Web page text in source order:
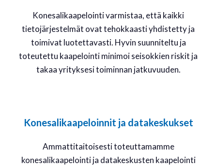
Konesalikaapelointi varmistaa, että kaikki
tietojärjestelmät ovat tehokkaasti yhdistetty ja
toimivat luotettavasti. Hyvin suunniteltu ja
toteutettu kaapelointi minimoi seisokkien riskit ja
takaa yrityksesi toiminnan jatkuvuuden.
Konesalikaapeloinnit ja datakeskukset
Ammattitaitoisesti toteuttamamme
konesalikaapelointi ja datakeskusten kaapelointi